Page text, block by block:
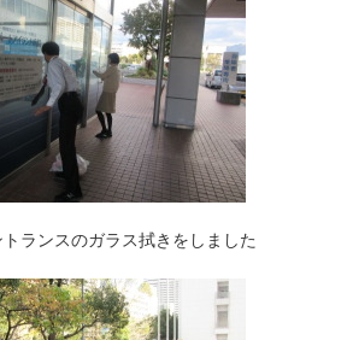
ランスのガラス拭きをしました